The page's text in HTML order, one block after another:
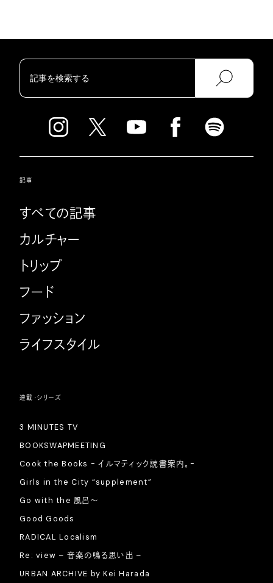
記事
すべての記事
カルチャー
トリップ
フード
ファッション
ライフスタイル
連載・シリーズ
3 MINUTES TV
BOOKSWAPMEETING
Cook the Books - イルマティック読書案内。-
Girls in the City “supplement”
Go with the 風呂〜
Good Goods
RADICAL Localism
Re: view – 音楽の鳴る思い出 –
URBAN ARCHIVE by Kei Harada